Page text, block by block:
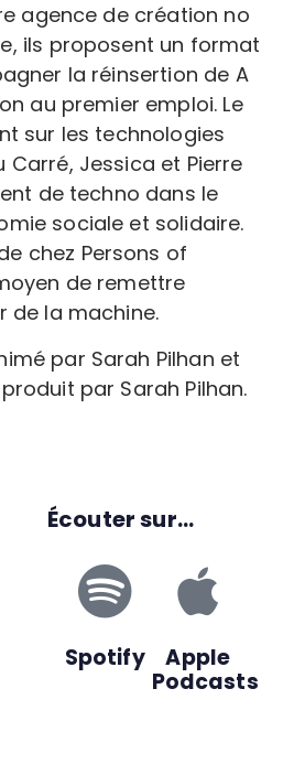
agence de création no
ils proposent un format
la réinsertion de A
au premier emploi. Le
sur les technologies
Carré, Jessica et Pierre
de techno dans le
sociale et solidaire.
chez Persons of
de remettre
de la machine.
par Sarah Pilhan et
par Sarah Pilhan.
Écouter sur...
Spotify
Apple
Podcasts